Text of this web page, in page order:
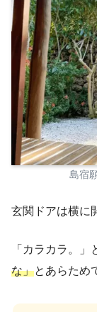
島宿
玄関ドアは横に
「カラカラ。」
な」とあらため